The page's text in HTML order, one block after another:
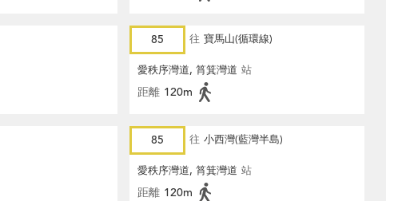
85 往 寶馬山(循環線)
愛秩序灣道, 筲箕灣道 站
距離 120m
85 往 小西灣(藍灣半島)
愛秩序灣道, 筲箕灣道 站
距離 120m